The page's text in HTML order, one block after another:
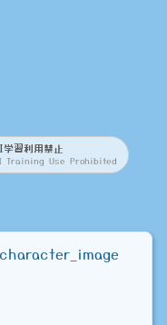
学習利用禁止
Training Use Prohibited